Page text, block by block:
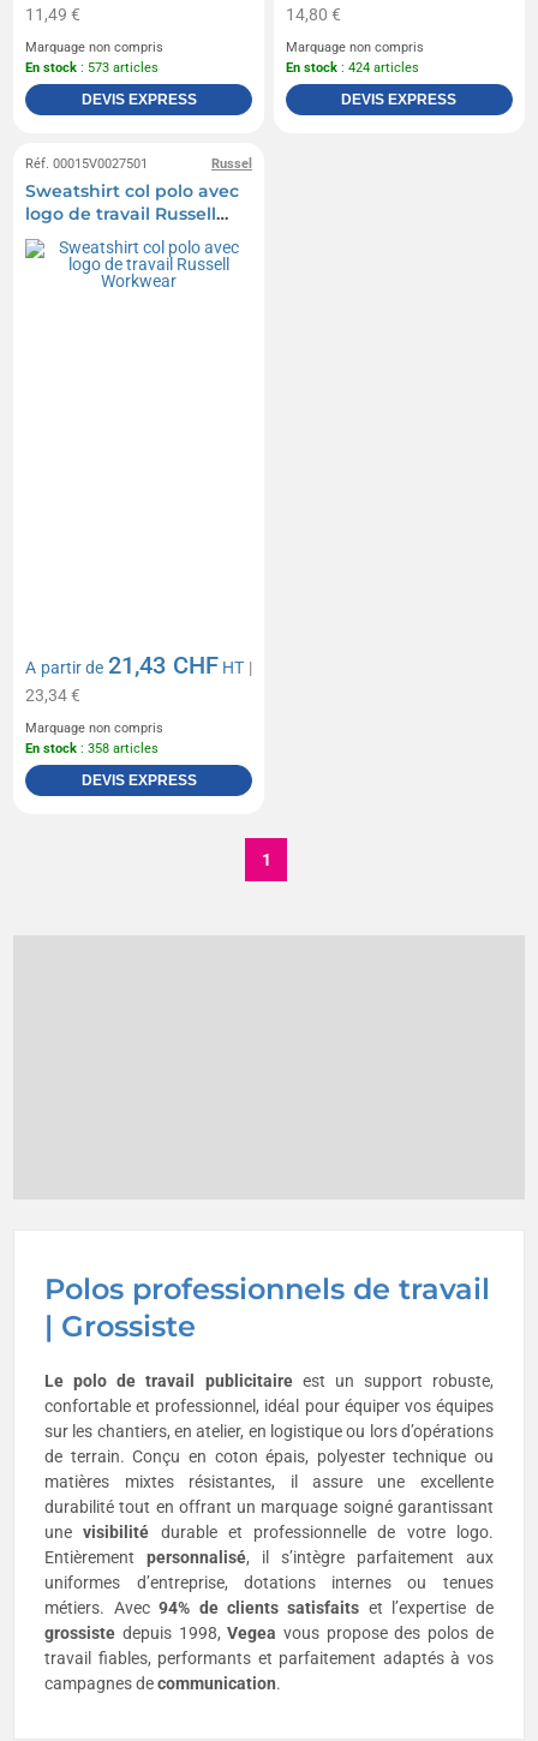
Polos professionnels de travail
| Grossiste
Le polo de travail publicitaireest un support robuste,
confortable et professionnel, idéal pour équiper vos équipes
sur les chantiers, en atelier, en logistique ou lors d’opérations
de terrain. Conçu en coton épais, polyester technique ou
matières mixtes résistantes, il assure une excellente
durabilité tout en offrant un marquage soigné garantissant
unevisibilité durable et professionnelle de votre logo.
Entièrementpersonnalisé, il s’intègre parfaitement aux
uniformes d’entreprise, dotations internes ou tenues
métiers. Avec94% de clients satisfaits et l’expertise de
grossiste depuis 1998,Vegea vous propose des polos de
travail fiables, performants et parfaitement adaptés à vos
campagnes decommunication.
11,49 €
Marquage non compris
En stock : 573 articles
DEVIS EXPRESS
14,80 €
Marquage non compris
En stock : 424 articles
DEVIS EXPRESS
Russel
Réf. 00015V0027501
Sweatshirt col polo avec
logo de travail Russell
Workwear
A partir de21,43 CHF HT |
23,34 €
Marquage non compris
En stock : 358 articles
DEVIS EXPRESS
1